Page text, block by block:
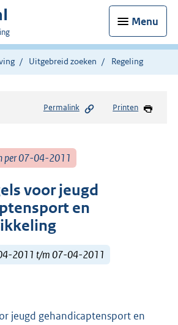
Menu
Uitgebreid zoeken Regeling
Permalink Printen
per 07-04-2011
voor jeugd
en
2011 t/m 07-04-2011
jeugd gehandicaptensport en